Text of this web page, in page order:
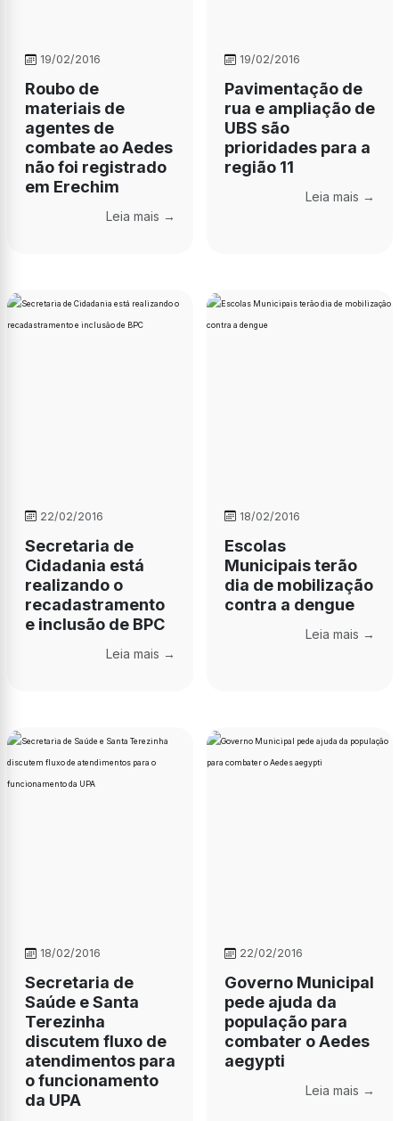
19/02/2016
Roubo de
materiais de
agentes de
combate ao Aedes
não foi registrado
em Erechim
Leia mais →
19/02/2016
Pavimentação de
rua e ampliação de
UBS são
prioridades para a
região 11
Leia mais →
22/02/2016
Secretaria de
Cidadania está
realizando o
recadastramento
e inclusão de BPC
Leia mais →
18/02/2016
Escolas
Municipais terão
dia de mobilização
contra a dengue
Leia mais →
18/02/2016
Secretaria de
Saúde e Santa
Terezinha
discutem fluxo de
atendimentos para
o funcionamento
da UPA
22/02/2016
Governo Municipal
pede ajuda da
população para
combater o Aedes
aegypti
Leia mais →